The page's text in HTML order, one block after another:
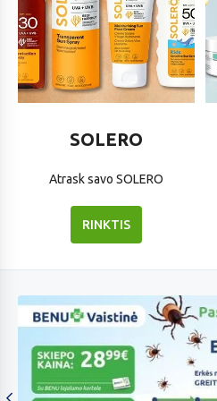
SOLERO
Atrask savo SOLERO
RINKTIS